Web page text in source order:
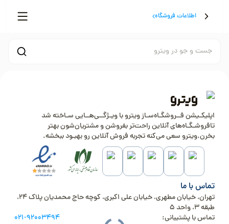
اطلاعات فروشگاه
جست و جو در ویترو
اپلیکـیشن فــروشگـاه‌سـاز ویترو با ویـژگــی‌هــایی سـاخته شد
تافروشـگـاه‌های آنلاین راحت‌تر بفروشن و مشتریان‌شون بهتر
بخرن.ویترو سعی می‌کنه تجربه فروش آنلاین رو بهبـود ببخشه.
تماس با ما
تهران، خیابان مطهری، خیابان علی اکبری، کوچه حاج محمدیان پلاک 24،
طبقه 3، واحد 5
تماس با پشتیبانی:
021-92003494